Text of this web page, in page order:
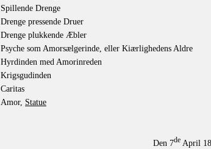
Spillende Drenge
Drenge pressende Druer
Drenge plukkende Æbler
Psyche som Amorsælgerinde, eller Kiærlighedens Aldre
Hyrdinden med Amorinreden
Krigsgudinden
Caritas
Amor, Statue
Den 7deApril